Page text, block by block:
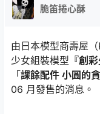
脆笛捲心酥
由日本模型商壽屋
少女組裝模型 『創
「課餘配件 小圓的
06 月發售的消息。